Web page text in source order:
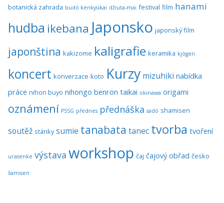
botanická zahrada budó kenkyúkai džiuta-mai festival film hanami
hudba ikebana Japonsko japonský film
japonština kakizome kaligrafie keramika kjógen
koncert konverzace koto Kurzy mizuhiki nabídka
práce nihon buyo nihongo benron taikai okinawa origami
oznámení PSSG přednes přednáška sadó shamisen
soutěž stánky sumie tanabata tanec tvorba tvoření
urasenke výstava workshop čaj čajový obřad česko
šamisen